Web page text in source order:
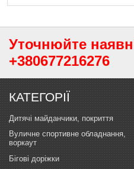
Уточнюйте
+380677216276
КАТЕГОРІЇ
Дитячі майданчики, покриття
Вуличне спортивне обладнання,
воркаут
Бігові доріжки